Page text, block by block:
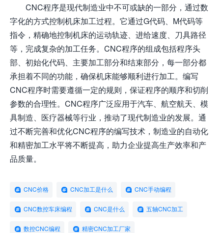
CNC程序是现代制造业中不可或缺的一部分，通过数
字化的方式控制机床加工过程。它通过G代码、M代码等
指令，精确地控制机床的运动轨迹、进给速度、刀具路径
等，完成复杂的加工任务。CNC程序的组成包括程序头
部、初始化代码、主要加工部分和结束部分，每一部分都
承担着不同的功能，确保机床能够顺利进行加工。编写
CNC程序时需要遵循一定的规则，保证程序的顺序和切削
参数的合理性。CNC程序广泛应用于汽车、航空航天、模
具制造、医疗器械等行业，推动了现代制造业的发展。通
过不断完善和优化CNC程序的编写技术，制造业的自动化
和精密加工水平将不断提高，助力企业提高生产效率和产
品质量。
CNC价格 CNC加工是什么 CNC手动编程
CNC数控车床编程 CNC是什么 五轴CNC加工
数控CNC编程 精密CNC加工厂家